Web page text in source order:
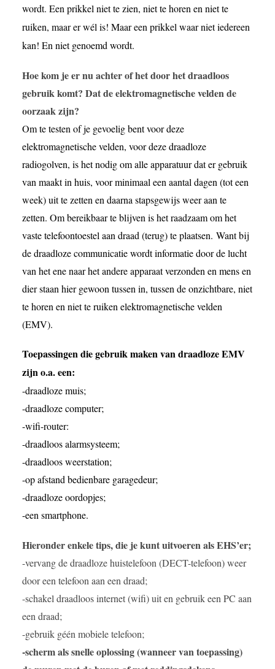
wordt. Een prikkel niet te zien, niet te horen en niet te
ruiken, maar er wél is! Maar een prikkel waar niet iedereen
kan! En niet genoemd wordt.
Hoe kom je er nu achter of het door het draadloos
gebruik komt? Dat de elektromagnetische velden de
oorzaak zijn?
Om te testen of je gevoelig bent voor deze
elektromagnetische velden, voor deze draadloze
radiogolven, is het nodig om alle apparatuur dat er gebruik
van maakt in huis, voor minimaal een aantal dagen (tot een
week) uit te zetten en daarna stapsgewijs weer aan te
zetten. Om bereikbaar te blijven is het raadzaam om het
vaste telefoontoestel aan draad (terug) te plaatsen. Want bij
de draadloze communicatie wordt informatie door de lucht
van het ene naar het andere apparaat verzonden en mens en
dier staan hier gewoon tussen in, tussen de onzichtbare, niet
te horen en niet te ruiken elektromagnetische velden
(EMV).
Toepassingen die gebruik maken van draadloze EMV
zijn o.a. een:
-draadloze muis;
-draadloze computer;
-wifi-router:
-draadloos alarmsysteem;
-draadloos weerstation;
-op afstand bedienbare garagedeur;
-draadloze oordopjes;
-een smartphone.
Hieronder enkele tips, die je kunt uitvoeren als EHS’er;
-vervang de draadloze huistelefoon (DECT-telefoon) weer
door een telefoon aan een draad;
-schakel draadloos internet (wifi) uit en gebruik een PC aan
een draad;
-gebruik géén mobiele telefoon;
-scherm als snelle oplossing (wanneer van toepassing)